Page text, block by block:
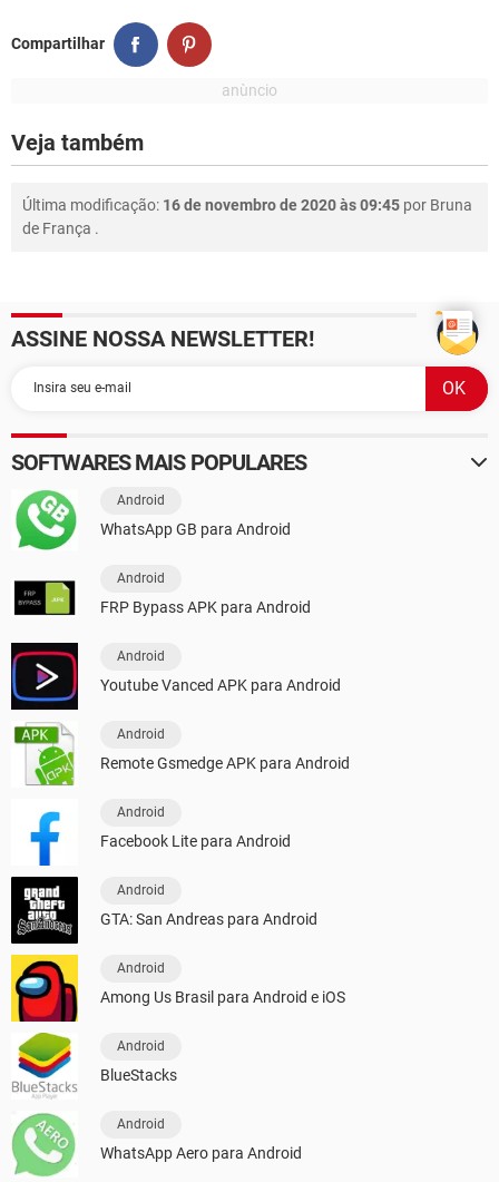
Compartilhar
Veja também
Última modificação: 16 de novembro de 2020 às 09:45 por Bruna
de França .
ASSINE NOSSA NEWSLETTER!
SOFTWARES MAIS POPULARES
Android
WhatsApp GB para Android
Android
FRP Bypass APK para Android
Android
Youtube Vanced APK para Android
Android
Remote Gsmedge APK para Android
Android
Facebook Lite para Android
Android
GTA: San Andreas para Android
Android
Among Us Brasil para Android e iOS
Android
BlueStacks
Android
WhatsApp Aero para Android